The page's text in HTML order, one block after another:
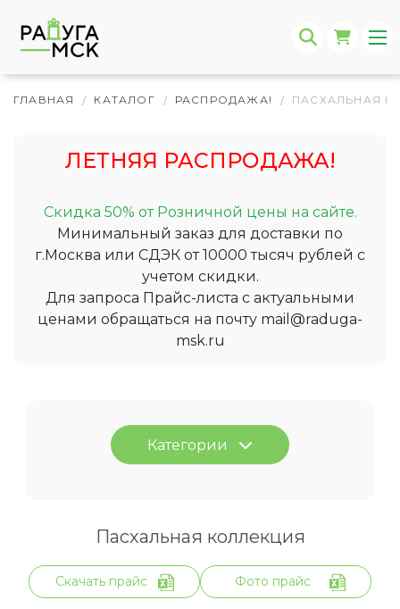
ГЛАВНАЯ / КАТАЛОГ / РАСПРОДАЖА! / ПАСХАЛЬНАЯ
ЛЕТНЯЯ РАСПРОДАЖА!
Скидка 50% от Розничной цены на сайте.
Минимальный заказ для доставки по
г.Москва или СДЭК от 10000 тысяч рублей с
учетом скидки.
Для запроса Прайс-листа с актуальными
ценами обращаться на почту mail@raduga-
msk.ru
Категории
Пасхальная коллекция
Скачать прайс Фото прайс